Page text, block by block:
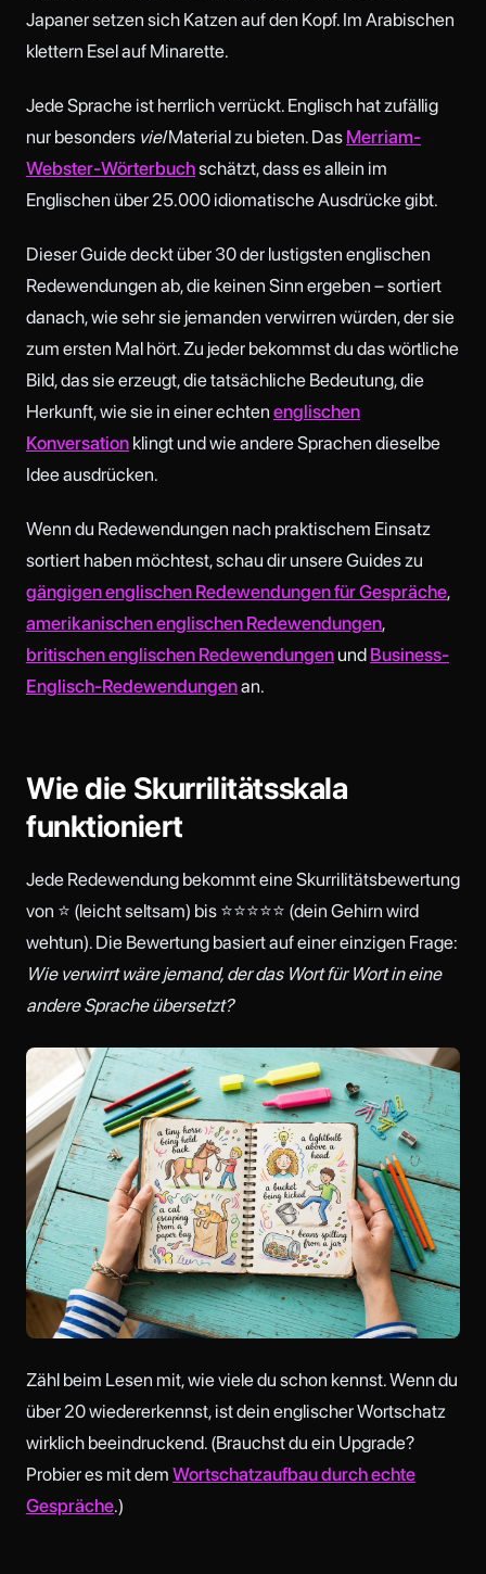
Japaner setzen sich Katzen auf den Kopf. Im Arabischen
klettern Esel auf Minarette.
Jede Sprache ist herrlich verrückt. Englisch hat zufällig
nur besonders vielMaterial zu bieten. Das Merriam-
Webster-Wörterbuchschätzt, dass es allein im
Englischen über 25.000 idiomatische Ausdrücke gibt.
Dieser Guide deckt über 30 der lustigsten englischen
Redewendungen ab, die keinen Sinn ergeben – sortiert
danach, wie sehr sie jemanden verwirren würden, der sie
zum ersten Mal hört. Zu jeder bekommst du das wörtliche
Bild, das sie erzeugt, die tatsächliche Bedeutung, die
Herkunft, wie sie in einer echten englischen
Konversation klingt und wie andere Sprachen dieselbe
Idee ausdrücken.
Wenn du Redewendungen nach praktischem Einsatz
sortiert haben möchtest, schau dir unsere Guides zu
gängigen englischen Redewendungen für Gespräche,
amerikanischen englischen Redewendungen,
britischen englischen Redewendungen und Business-
Englisch-Redewendungenan.
Wie die Skurrilitätsskala
funktioniert
Jede Redewendung bekommt eine Skurrilitätsbewertung
von ⭐ (leicht seltsam) bis ⭐⭐⭐⭐⭐ (dein Gehirn wird
wehtun). Die Bewertung basiert auf einer einzigen Frage:
Wie verwirrt wäre jemand, der das Wort für Wort in eine
andere Sprache übersetzt?
Zähl beim Lesen mit, wie viele du schon kennst. Wenn du
über 20 wiedererkennst, ist dein englischer Wortschatz
wirklich beeindruckend. (Brauchst du ein Upgrade?
Probier es mit dem Wortschatzaufbau durch echte
Gespräche.)